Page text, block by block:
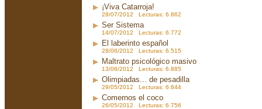
¡Viva Catarroja!
28/07/2012 Lecturas: 6.862
Ser Sistema
14/07/2012 Lecturas: 6.772
El laberinto español
28/06/2012 Lecturas: 6.515
Maltrato psicológico masivo
13/06/2012 Lecturas: 6.885
Olimpiadas... de pesadilla
29/05/2012 Lecturas: 6.644
Comernos el coco
26/05/2012 Lecturas: 6.756